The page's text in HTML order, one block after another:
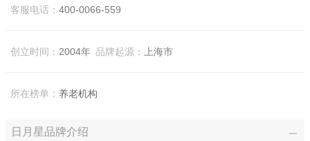
客服电话： 400-0066-559
创立时间： 2004年 品牌起源： 上海市
所在榜单： 养老机构
日月星品牌介绍